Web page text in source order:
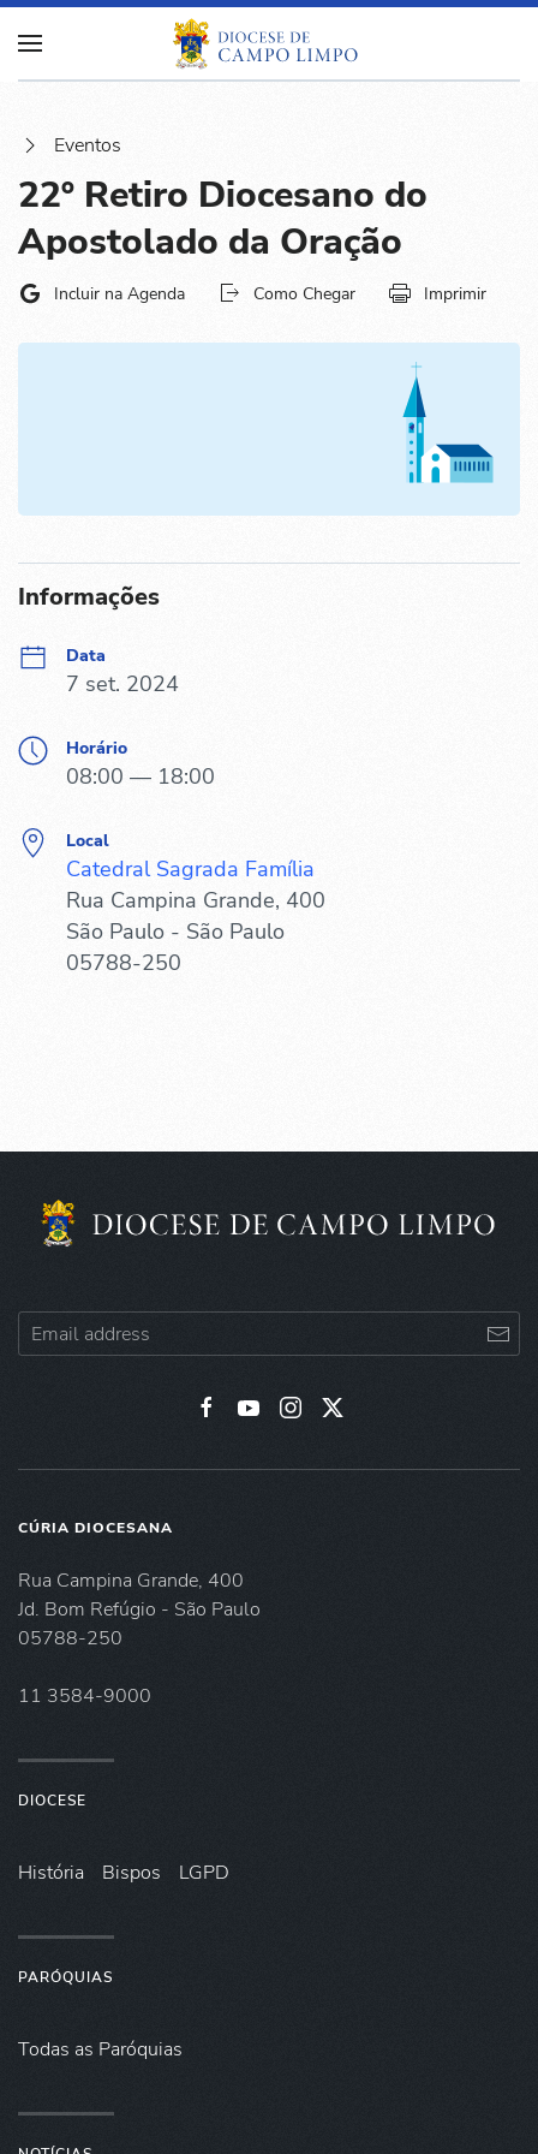
Eventos
22º Retiro Diocesano do
Apostolado da Oração
Incluir na Agenda Como Chegar Imprimir
Informações
Data
7 set. 2024
Horário
08:00 — 18:00
Local
Catedral Sagrada Família
Rua Campina Grande, 400
São Paulo - São Paulo
05788-250
CÚRIA DIOCESANA
Rua Campina Grande, 400
Jd. Bom Refúgio - São Paulo
05788-250
11 3584-9000
DIOCESE
História Bispos LGPD
PARÓQUIAS
Todas as Paróquias